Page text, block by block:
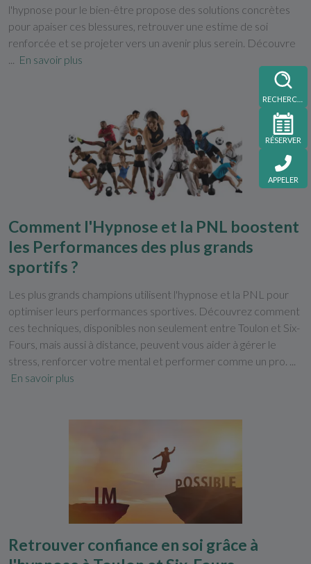
RÉSERVER
APPELER
l'hypnose pour le bien-être propose des solutions concrètes
pour apaiser ces blessures, retrouver une estime de soi
renforcée et se projeter vers un avenir plus serein. Découvre
En savoir plus
Comment l'Hypnose et la PNL boostent
les Performances des plus grands
sportifs ?
Les plus grands champions utilisent l'hypnose et la PNL pour
optimiser leurs performances sportives. Découvrez comment
ces techniques, disponibles non seulement entre Toulon et Six-
Fours, mais aussi à distance, peuvent vous aider à gérer le
stress, renforcer votre mental et performer comme un pro. ...
En savoir plus
Retrouver confiance en soi grâce à